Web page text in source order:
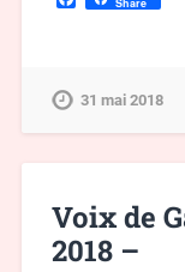
31 mai 2018
Voix de
2018 –